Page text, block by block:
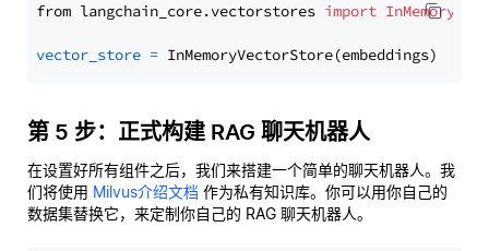
from langchain_core.vectorstores import
vector_store =
第 5 步：正式构建 RAG 聊天机器人
在设置好所有组件之后，我们来搭建一个简单的聊天机器人。我
们将使用 Milvus介绍文档 作为私有知识库。你可以用你自己的
数据集替换它，来定制你自己的 RAG 聊天机器人。